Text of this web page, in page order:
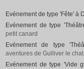
Evénement de type 'Fête' à
Evénement de type
petit canard
Evénement de type
aventures de Gulliver le chat
Evénement de type 'Vide